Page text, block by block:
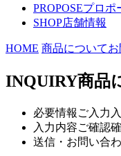
PROPOSEプロポ
SHOP店舗情報
HOME 商品について
INQUIRY商品
必要情報ご入力
入力内容ご確認
送信・お問い合